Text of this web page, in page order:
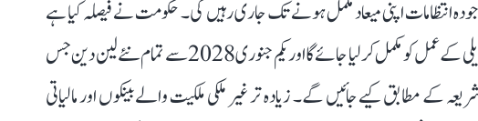
انتظامات اپنی میعاد مکمل ہونے تک جاری رہیں گی۔ حکومت نے فیصلہ کیا ہے
کہ 31 دسمبر 2027 تک مالیاتی نظام میں تبدیلی کے عمل کو مکمل کر لیا جائے گا اور یکم جنوری 2028 سے تمام نئے لین دین جس
کے مطابق کیے جائیں گے۔ زیادہ تر غیر ملکی ملکیت والے بینکوں اور مالیاتی